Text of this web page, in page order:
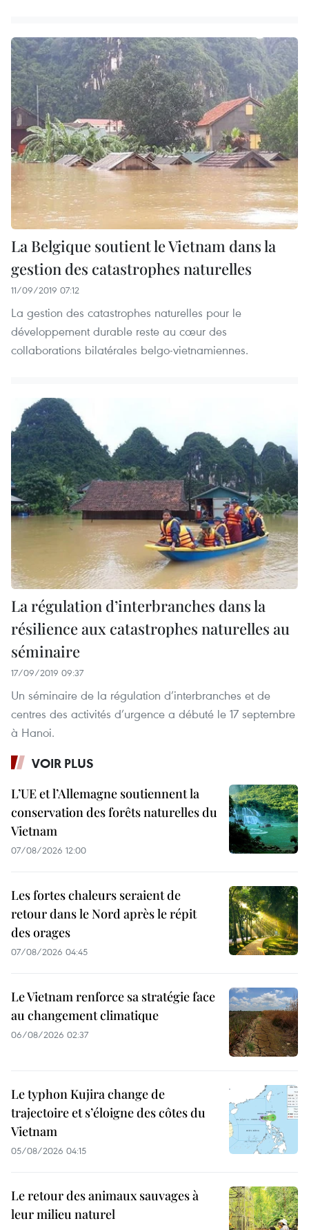
La Belgique soutient le Vietnam dans la
gestion des catastrophes naturelles
11/09/2019 07:12
La gestion des catastrophes naturelles pour le
développement durable reste au cœur des
collaborations bilatérales belgo-vietnamiennes.
La régulation d’interbranches dans la
résilience aux catastrophes naturelles au
séminaire
17/09/2019 09:37
Un séminaire de la régulation d’interbranches et de
centres des activités d’urgence a débuté le 17 septembre
à Hanoi.
VOIR PLUS
L’UE et l’Allemagne soutiennent la
conservation des forêts naturelles du
Vietnam
07/08/2026 12:00
Les fortes chaleurs seraient de
retour dans le Nord après le répit
des orages
07/08/2026 04:45
Le Vietnam renforce sa stratégie face
au changement climatique
06/08/2026 02:37
Le typhon Kujira change de
trajectoire et s’éloigne des côtes du
Vietnam
05/08/2026 04:15
Le retour des animaux sauvages à
leur milieu naturel